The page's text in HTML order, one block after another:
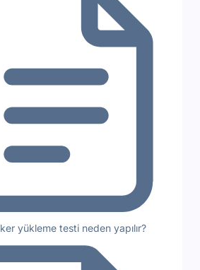
yükleme testi neden yapılır?